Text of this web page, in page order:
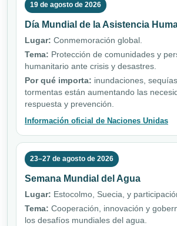
19 de agosto de 2026
Día Mundial de la Asistencia
Lugar: Conmemoración global.
Tema: Protección de comunidades y
humanitario ante crisis y desastres.
Por qué importa: inundaciones,
tormentas están aumentando las
respuesta y prevención.
Información oficial de Naciones Unidas
23–27 de agosto de 2026
Semana Mundial del Agua
Lugar: Estocolmo, Suecia, y
Tema: Cooperación, innovación y
los desafíos mundiales del agua.